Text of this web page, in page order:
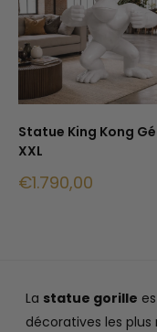
Statue King Kong
XXL
Prix
€1.790,00
La statue gorille
décoratives les